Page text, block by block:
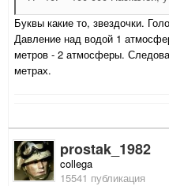
Буквы какие то, звездочки.
Давление над водой 1
метров - 2 атмосферы.
метрах.
prostak_1982
collega
15541 публикация